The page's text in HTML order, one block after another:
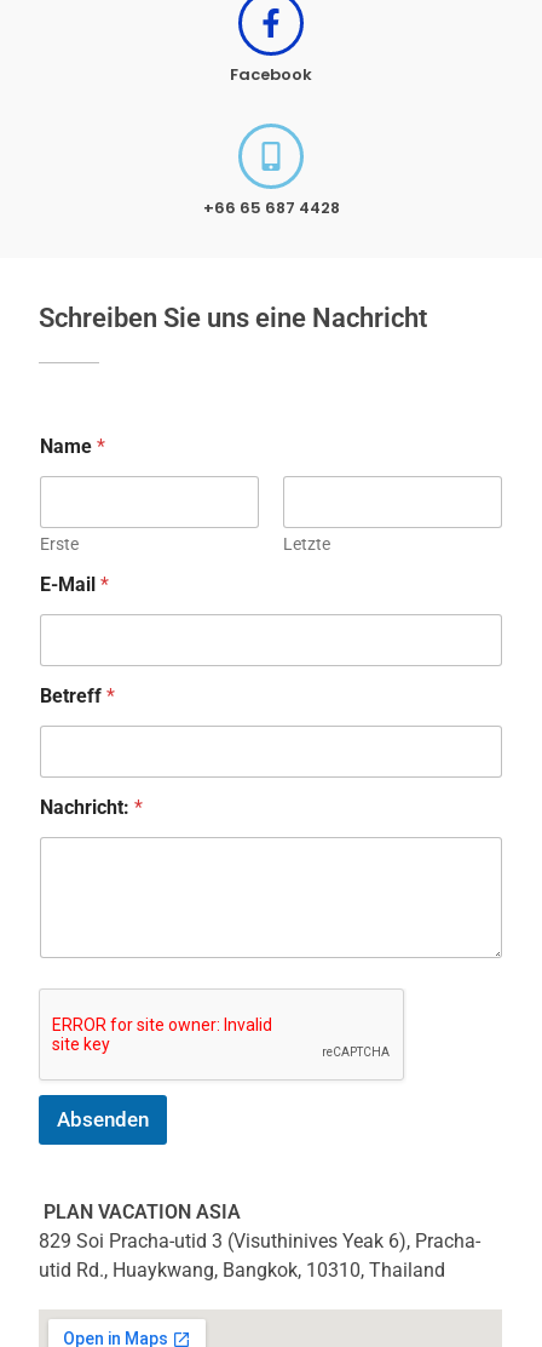
Facebook
+66 65 687 4428
Schreiben Sie uns eine Nachricht
Name*
Erste Letzte
E-Mail*
Betreff*
Nachricht:*
Absenden
PLAN VACATION ASIA
829 Soi Pracha-utid 3 (Visuthinives Yeak 6), Pracha-
utid Rd., Huaykwang, Bangkok, 10310, Thailand